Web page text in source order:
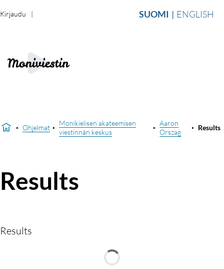
SUOMI ENGLISH
Kirjaudu
Ohjelmat
Monikielisen akateemisen
viestinnän keskus
Aaron
Orszag
Results
Results
Results